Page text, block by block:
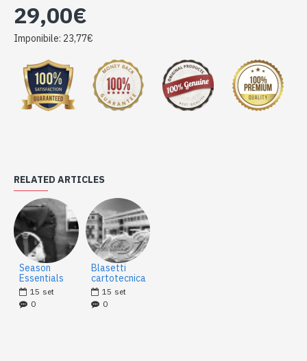
29,00€
Imponibile: 23,77€
RELATED ARTICLES
Season
Essentials
15 set
0
Blasetti
cartotecnica
15 set
0